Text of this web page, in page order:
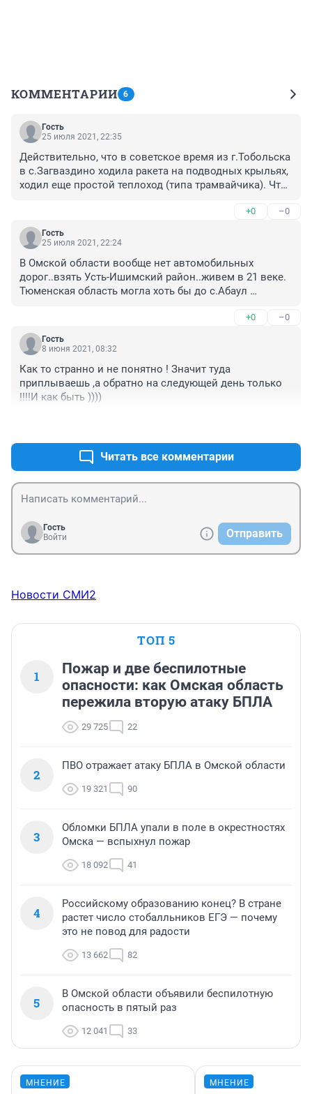
КОММЕНТАРИИ 6
Гость
25 июля 2021, 22:35
Действительно, что в советское время из г.Тобольска
в с.Загваздино ходила ракета на подводных крыльях,
ходил еще простой теплоход (типа трамвайчика). Что
отпуск и не планируем особо приехать в родные
места (погода правит балом!), а могло быть по
другому. Загваздино-красивое село (озеро внутри
эту красоту правнукам, спокойно не сходить на
рыбалку. Сейчас в с Загваздино новый Глава
администрации Владимир Георгиевич Иванов (
семье)..может будет решать вопросы с дорогами. А то
какая жизнь без дорог?
+0 –0
Гость
25 июля 2021, 22:24
В Омской области вообще нет автомобильных
дорог..взять Усть-Ишимский район..живем в 21 веке.
Тюменская область могла хоть бы до с.Абаул
(живу в Тюмени), не навестить родню и не навестить
предков на кладбище. В деревнях люди живут одним
днем, день прошел и Слава Богу, что никто не
района и не к себе в район не выехать и не в
Тюменскую область. Ждут позднюю осень, когда
дороги замерзнут..зимой дороги плохо чистят. Летом
водным транспортом, пусть люди порадуются жизни.
Сделайте рейсы из г.Тобольска в Усть-Ишим..как в
советское время.
+0 –0
Гость
8 июня 2021, 08:32
Как то странно и не понятно ! Значит туда
приплываешь ,а обратно на следующей день только
!!!!И как быть ))))
Читать все комментарии
Гость
Войти
Отправить
Новости СМИ2
ТОП 5
1
Пожар и две беспилотные
опасности: как Омская область
пережила вторую атаку БПЛА
29 725 22
2
ПВО отражает атаку БПЛА в Омской области
19 321 90
3
Обломки БПЛА упали в поле в окрестностях
Омска — вспыхнул пожар
18 092 41
4
Российскому образованию конец? В стране
растет число стобалльников ЕГЭ — почему
это не повод для радости
13 662 82
5
В Омской области объявили беспилотную
опасность в пятый раз
12 041 33
МНЕНИЕ МНЕНИЕ